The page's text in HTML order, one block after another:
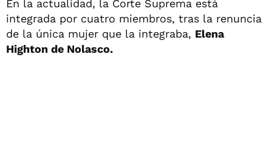
En la actualidad, la Corte Suprema está
integrada por cuatro miembros, tras la renuncia
de la única mujer que la integraba, Elena
Highton de Nolasco.